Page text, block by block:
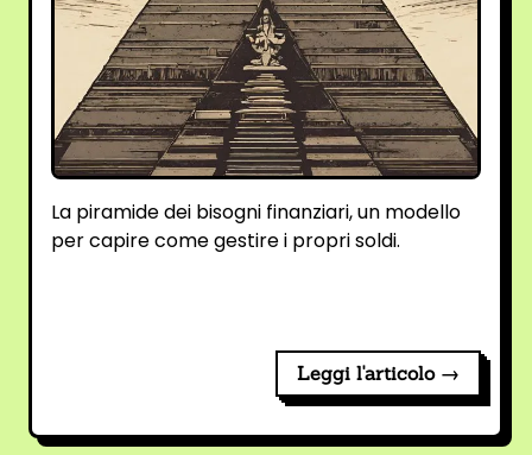
La piramide dei bisogni finanziari, un modello
per capire come gestire i propri soldi.
Leggi l'articolo →